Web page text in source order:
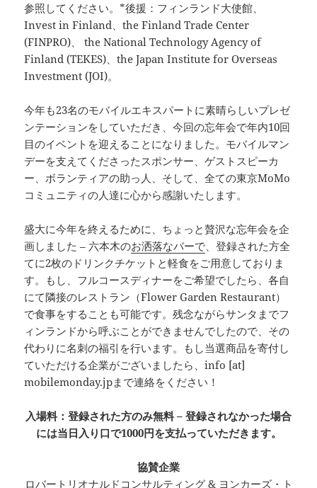
参照してください。*後援：フィンランド大使館、
Invest in Finland、the Finland Trade Center
(FINPRO)、 the National Technology Agency of
Finland (TEKES)、the Japan Institute for Overseas
Investment (JOI)。
今年も23名のモバイルエキスパートに素晴らしいプレゼ
ンテーションをしていただき、今回の忘年会で年内10回
目のイベントを迎えることになりました。モバイルマン
デーを支えてくださったスポンサー、ゲストスピーカ
ー、ボランティアの助っ人、そして、全ての東京MoMo
コミュニティの人達に心から感謝いたします。
盛大に今年を終えるために、ちょっと贅沢な忘年会を企
画しました – 六本木のお洒落なバーで、登録された方全
てに2枚のドリンクチケットと軽食をご用意しておりま
す。もし、フルコースディナーをご希望でしたら、各自
にて隣接のレストラン（Flower Garden Restaurant）
で食事をすることも可能です。残念ながらサンタまでフ
ィンランドから呼ぶことができませんでしたので、その
代わりに名刺の福引を行います。もし当選商品を寄付し
ていただける企業がございましたら、info [at]
mobilemonday.jpまで連絡をください！
入場料：登録された方のみ無料 – 登録されなかった場合
には当日入り口で1000円を支払っていただきます。
協賛企業
ロバートリオナルドコンサルティング& ヨンカーズ・ト